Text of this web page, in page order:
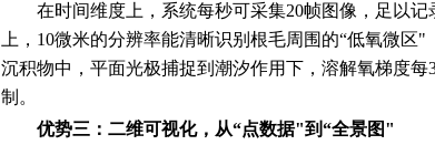
在时间维度上，系统每秒可采集20帧图像，足以
上，10微米的分辨率能清晰识别根毛周围的“低氧微
沉积物中，平面光极捕捉到潮汐作用下，溶解氧梯度
制。
优势三：二维可视化，从“点数据"到“全景图"